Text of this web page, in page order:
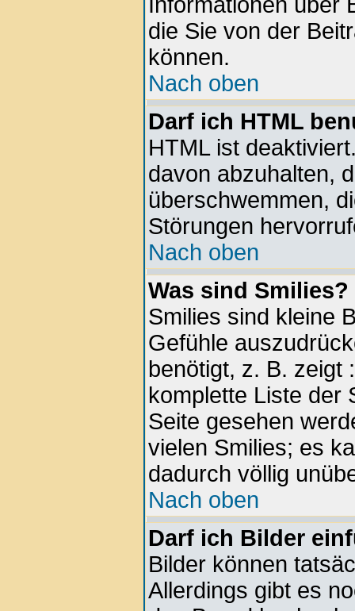
die Sie von der
können.
Nach oben
Darf ich HTML
HTML ist
davon abzuhalten,
überschwemmen,
Störungen
Nach oben
Was sind Smilies?
Smilies sind kleine
Gefühle
benötigt, z. B. zeigt
komplette Liste der
Seite gesehen
vielen Smilies; es
dadurch völlig
Nach oben
Darf ich Bilder
Bilder können
Allerdings gibt es